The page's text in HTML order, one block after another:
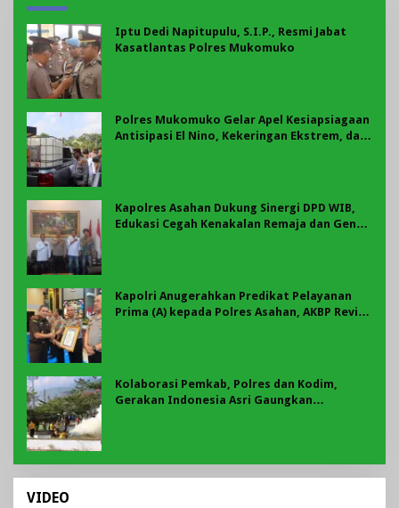
Iptu Dedi Napitupulu, S.I.P., Resmi Jabat
Kasatlantas Polres Mukomuko
Polres Mukomuko Gelar Apel Kesiapsiagaan
Antisipasi El Nino, Kekeringan Ekstrem, dan
Kapolres Asahan Dukung Sinergi DPD WIB,
Edukasi Cegah Kenakalan Remaja dan Geng
Kapolri Anugerahkan Predikat Pelayanan
Prima (A) kepada Polres Asahan, AKBP Revi
Kolaborasi Pemkab, Polres dan Kodim,
Gerakan Indonesia Asri Gaungkan
VIDEO